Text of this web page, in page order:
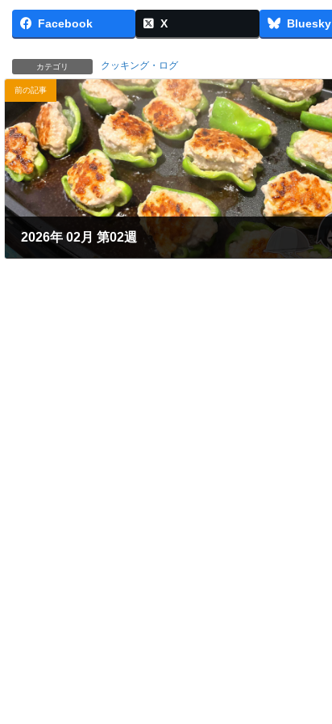
Facebook X Bluesky
カテゴリ クッキング・ログ
前の記事
2026年 02月 第02週